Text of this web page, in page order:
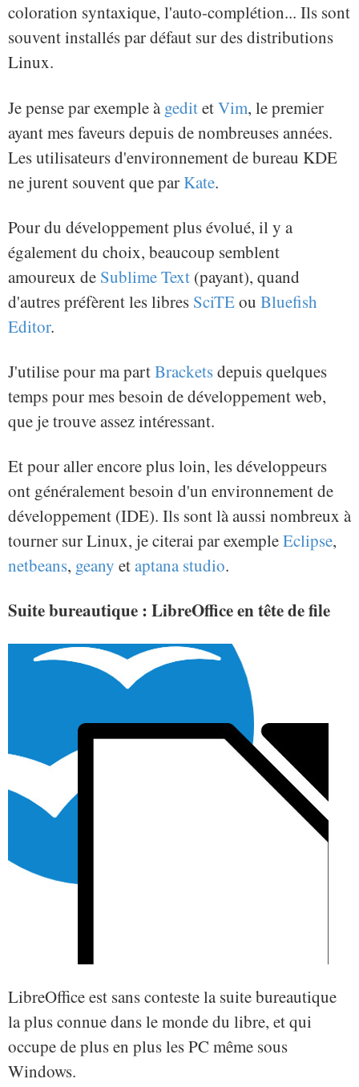
coloration syntaxique, l'auto-complétion... Ils sont
souvent installés par défaut sur des distributions
Linux.
Je pense par exemple àgeditetVim, le premier
ayant mes faveurs depuis de nombreuses années.
Les utilisateurs d'environnement de bureau KDE
ne jurent souvent que parKate.
Pour du développement plus évolué, il y a
également du choix, beaucoup semblent
amoureux de Sublime Text (payant), quand
d'autres préfèrent les libres SciTEou Bluefish
Editor.
J'utilise pour ma partBracketsdepuis quelques
temps pour mes besoin de développement web,
que je trouve assez intéressant.
Et pour aller encore plus loin, les développeurs
ont généralement besoin d'un environnement de
développement (IDE). Ils sont là aussi nombreux à
tourner sur Linux, je citerai par exempleEclipse,
netbeans, geany etaptana studio.
Suite bureautique : LibreOffice en tête de file
LibreOffice est sans conteste la suite bureautique
la plus connue dans le monde du libre, et qui
occupe de plus en plus les PC même sous
Windows.